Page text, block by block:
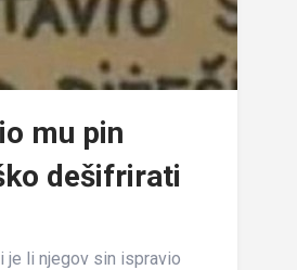
mu pin
dešifrirati
je li njegov sin ispravio